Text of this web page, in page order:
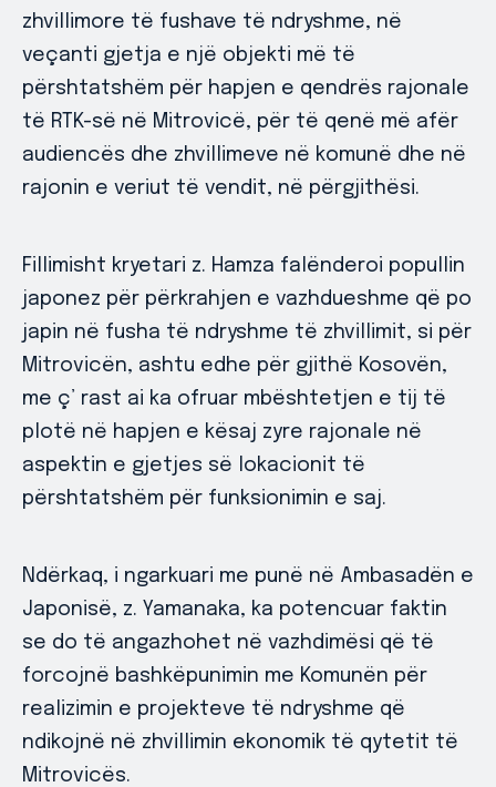
zhvillimore të fushave të ndryshme, në
veçanti gjetja e një objekti më të
përshtatshëm për hapjen e qendrës rajonale
të RTK-së në Mitrovicë, për të qenë më afër
audiencës dhe zhvillimeve në komunë dhe në
rajonin e veriut të vendit, në përgjithësi.
Fillimisht kryetari z. Hamza falënderoi popullin
japonez për përkrahjen e vazhdueshme që po
japin në fusha të ndryshme të zhvillimit, si për
Mitrovicën, ashtu edhe për gjithë Kosovën,
me ç’ rast ai ka ofruar mbështetjen e tij të
plotë në hapjen e kësaj zyre rajonale në
aspektin e gjetjes së lokacionit të
përshtatshëm për funksionimin e saj.
Ndërkaq, i ngarkuari me punë në Ambasadën e
Japonisë, z. Yamanaka, ka potencuar faktin
se do të angazhohet në vazhdimësi që të
forcojnë bashkëpunimin me Komunën për
realizimin e projekteve të ndryshme që
ndikojnë në zhvillimin ekonomik të qytetit të
Mitrovicës.